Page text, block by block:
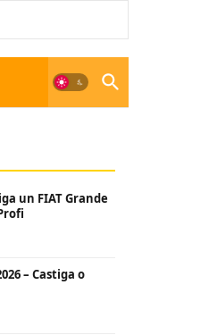
un FIAT Grande
– Castiga o